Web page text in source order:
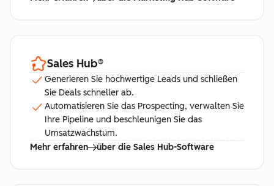
Sales Hub®
Generieren Sie hochwertige Leads und schließen
Sie Deals schneller ab.
Automatisieren Sie das Prospecting, verwalten Sie
Ihre Pipeline und beschleunigen Sie das
Umsatzwachstum.
Mehr erfahren
über die Sales Hub-Software